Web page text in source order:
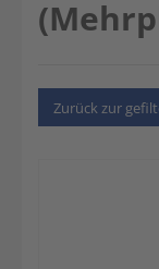
Zurück zur